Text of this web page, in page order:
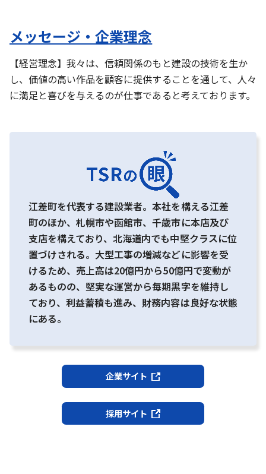
メッセージ・企業理念
【経営理念】我々は、信頼関係のもと建設の技術を生か
し、価値の高い作品を顧客に提供することを通して、人々
に満足と喜びを与えるのが仕事であると考えております。
江差町を代表する建設業者。本社を構える江差
町のほか、札幌市や函館市、千歳市に本店及び
支店を構えており、北海道内でも中堅クラスに位
置づけされる。大型工事の増減などに影響を受
けるため、売上高は20億円から50億円で変動が
あるものの、堅実な運営から毎期黒字を維持し
ており、利益蓄積も進み、財務内容は良好な状態
にある。
企業サイト
採用サイト